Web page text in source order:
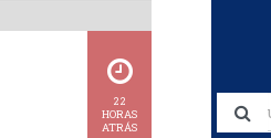
22
HORAS
ATRÁS